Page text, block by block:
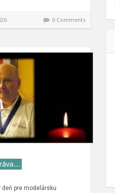
0 Comments
pre modelársku